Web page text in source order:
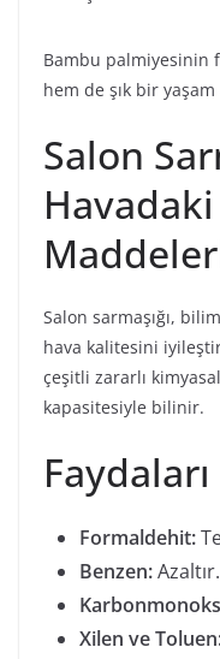
Bambu palmiyesinin
hem de şık bir
Salon
Havadaki
Salon sarmaşığı,
hava kalitesini
çeşitli zararlı
kapasitesiyle bilinir.
Faydaları
Formaldehit:
Benzen:Azaltır.
Xilen ve